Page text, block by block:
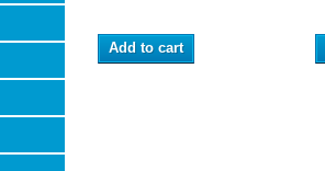
Add to cart